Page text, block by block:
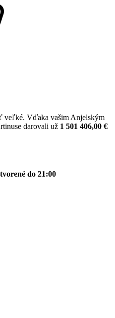
veľké. Vďaka vašim Anjelským
darovali už 1 501 406,00 €
do 21:00